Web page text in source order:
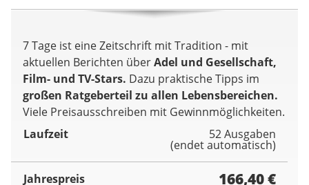
7 Tage ist eine Zeitschrift mit Tradition - mit
aktuellen Berichten überAdel und Gesellschaft,
Film- und TV-Stars. Dazu praktische Tipps im
großen Ratgeberteil zu allen Lebensbereichen.
Viele Preisausschreiben mit Gewinnmöglichkeiten.
Laufzeit
52 Ausgaben
(endet automatisch)
Jahrespreis 166,40 €